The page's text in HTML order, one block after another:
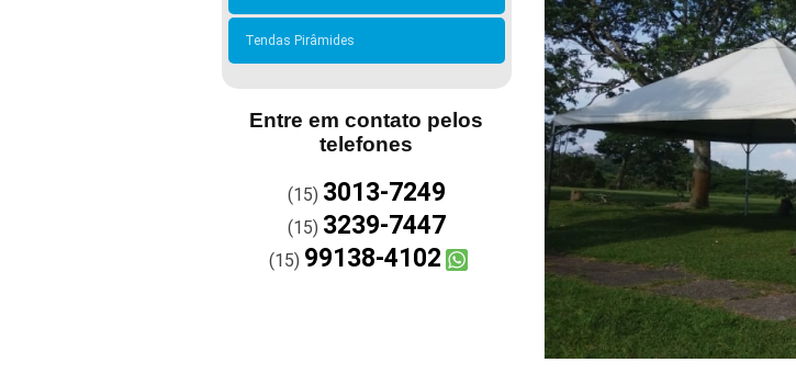
Tendas Pirâmides
Entre em contato pelos
telefones
(15) 3013-7249
(15) 3239-7447
(15) 99138-4102